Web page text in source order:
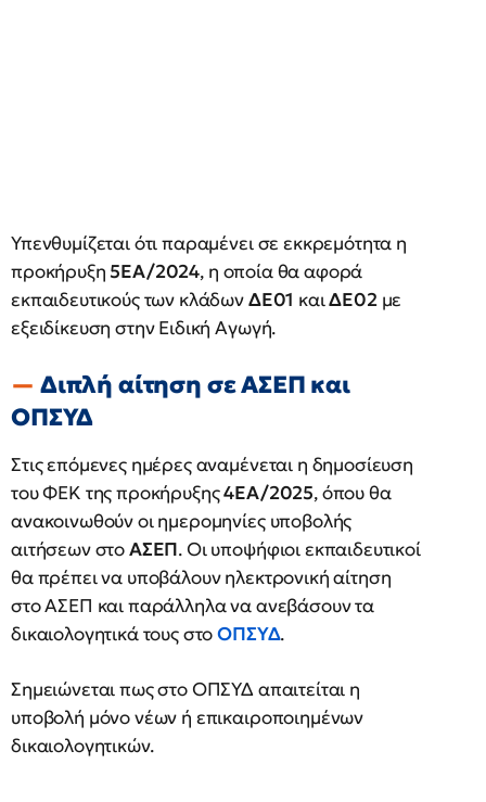
Υπενθυμίζεται ότι παραμένει σε εκκρεμότητα η
προκήρυξη5ΕΑ/2024, η οποία θα αφορά
εκπαιδευτικούς των κλάδωνΔΕ01 καιΔΕ02με
εξειδίκευση στην Ειδική Αγωγή.
Διπλή αίτηση σε ΑΣΕΠ και
ΟΠΣΥΔ
Στις επόμενες ημέρες αναμένεται η δημοσίευση
του ΦΕΚ της προκήρυξης4ΕΑ/2025, όπου θα
ανακοινωθούν οι ημερομηνίες υποβολής
αιτήσεων στοΑΣΕΠ. Οι υποψήφιοι εκπαιδευτικοί
θα πρέπει να υποβάλουν ηλεκτρονική αίτηση
στο ΑΣΕΠ και παράλληλα να ανεβάσουν τα
δικαιολογητικά τους στοΟΠΣΥΔ.
Σημειώνεται πως στο ΟΠΣΥΔ απαιτείται η
υποβολή μόνο νέων ή επικαιροποιημένων
δικαιολογητικών.